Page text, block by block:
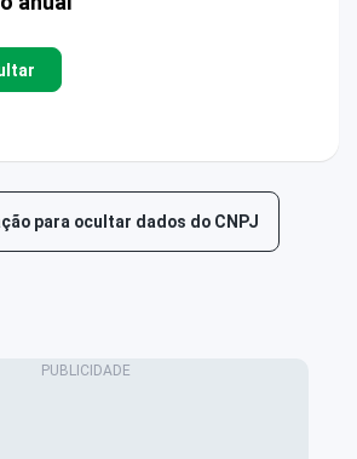
para ocultar dados do CNPJ